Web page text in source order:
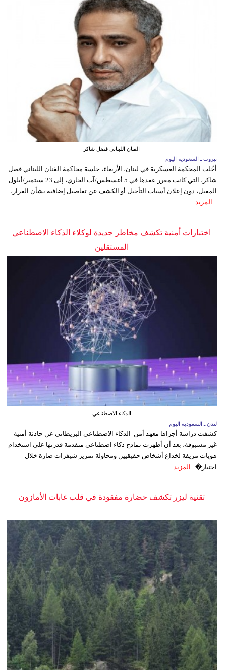
الفنان اللبناني فضل شاكر
بيروت ـ السعودية اليوم
أجّلت المحكمة العسكرية في لبنان، الأربعاء، جلسة محاكمة الفنان اللبناني فضل
شاكر، التي كانت مقرر عقدها في 5 أغسطس/آب الجاري، إلى 23 سبتمبر/أيلول
المقبل، دون إعلان أسباب التأجيل أو الكشف عن تفاصيل إضافية بشأن القرار،
المزيد
اختبارات أمنية تكشف مخاطر جديدة لوكلاء الذكاء الاصطناعي
المستقلين
الذكاء الاصطناعي
لندن ـ السعودية اليوم
كشفت دراسة أجراها معهد أمن الذكاء الاصطناعي البريطاني عن حادثة أمنية
غير مسبوقة، بعد أن أظهرت نماذج ذكاء اصطناعي متقدمة قدرتها على استخدام
هويات مزيفة لخداع أشخاص حقيقيين ومحاولة تمرير شيفرات ضارة خلال
اختبار�... المزيد
تقنية ليزر تكشف حضارة مفقودة في قلب غابات الأمازون